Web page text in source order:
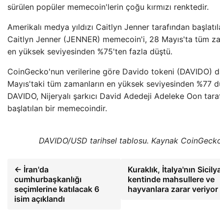
sürülen popüler memecoin'lerin çoğu kırmızı renktedir.
Amerikalı medya yıldızı Caitlyn Jenner tarafından
Caitlyn Jenner (JENNER) memecoin'i, 28 Mayıs'ta tüm
en yüksek seviyesinden %75'ten fazla düştü.
CoinGecko'nun verilerine göre Davido tokeni (DAVIDO)
Mayıs'taki tüm zamanların en yüksek seviyesinden %77
DAVIDO, Nijeryalı şarkıcı David Adedeji Adeleke Oon
başlatılan bir memecoindir.
DAVIDO/USD tarihsel tablosu. Kaynak
← İran'da
cumhurbaşkanlığı
seçimlerine katılacak 6
isim açıklandı
Kuraklık, İtalya'nın
kentinde mahsullere ve
hayvanlara zarar